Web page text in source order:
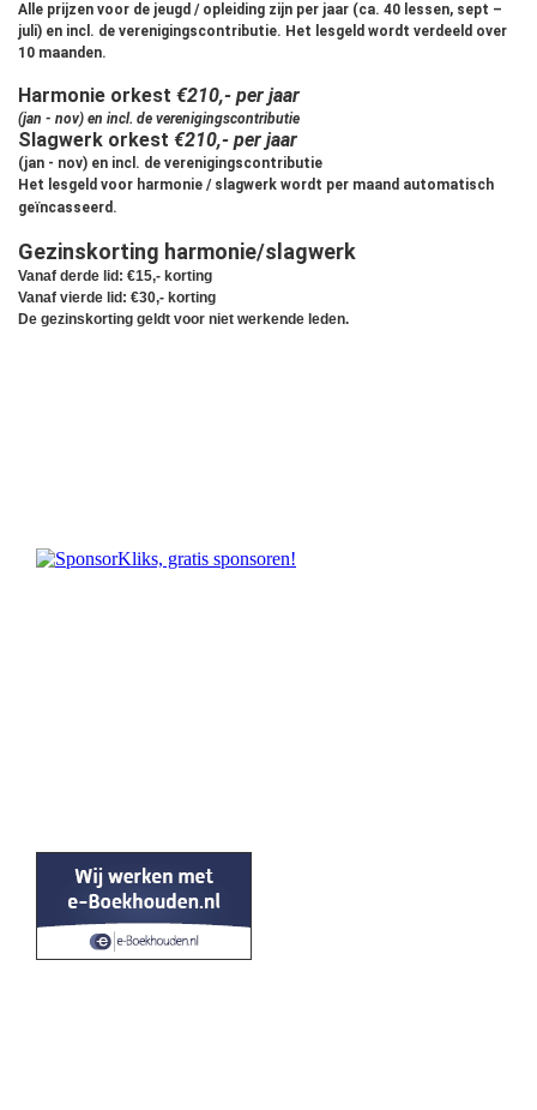
Alle prijzen voor de jeugd / opleiding zijn per jaar (ca. 40 lessen, sept –
juli) en incl. de verenigingscontributie. Het lesgeld wordt verdeeld over
10 maanden.
Harmonie orkest €210,- per jaar
(jan - nov) en incl. de verenigingscontributie
Slagwerk orkest €210,- per jaar
(jan - nov) en incl. de verenigingscontributie
Het lesgeld voor harmonie / slagwerk wordt per maand automatisch
geïncasseerd.
Gezinskorting harmonie/slagwerk
Vanaf derde lid: €15,- korting
Vanaf vierde lid: €30,- korting
De gezinskorting geldt voor niet werkende leden.